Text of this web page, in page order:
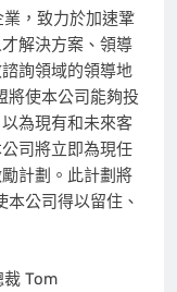
，致力於加速鞏
解決方案、領導
詢領域的領導地
將使本公司能夠投
為現有和未來客
司將立即為現任
計劃。此計劃將
公司得以留住、
Tom